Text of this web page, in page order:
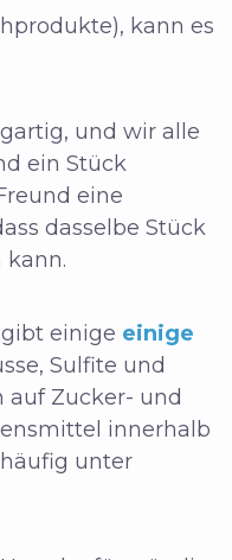
kann es
und wir alle
ein Stück
eine
dasselbe Stück
kann.
einige einige
Sulfite und
auf Zucker- und
innerhalb
unter